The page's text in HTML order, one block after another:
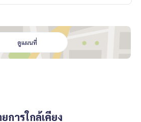
#Luxurycondo #condominiu
#RentSellCondoBang
#rental #Luxurycondofo
BTS #Condo #MCRE #realestateag
#nearschool #shoppingmall #De
ดูแผนที่
การใกล้เคียง